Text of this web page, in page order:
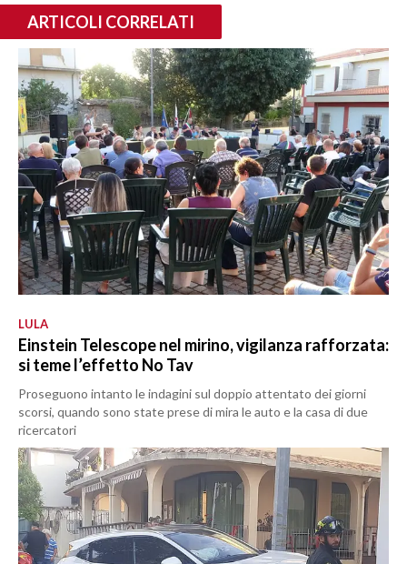
ARTICOLI CORRELATI
LULA
Einstein Telescope nel mirino, vigilanza rafforzata:
si teme l’effetto No Tav
Proseguono intanto le indagini sul doppio attentato dei giorni
scorsi, quando sono state prese di mira le auto e la casa di due
ricercatori